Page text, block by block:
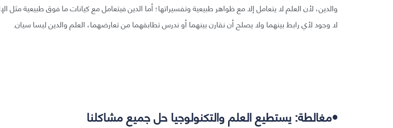
والدين، لأن العلم لا يتعامل إلا مع ظواهر طبيعية وتفسيراتها؛ أما الدين فيتعامل مع كيانات ما فوق طبيعية مثل
لا وجود لأي رابط بينهما ولا يصلح أن نقارن بينهما أو ندرس تطابقهما من تعارضهما، العلم والدين ليسا سيان.
•مغالطة: يستطيع العلم والتكنولوجيا حل جميع مشاكلنا